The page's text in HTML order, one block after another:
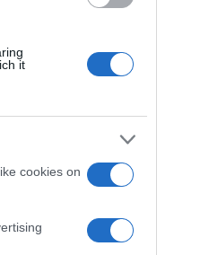
it
cookies on